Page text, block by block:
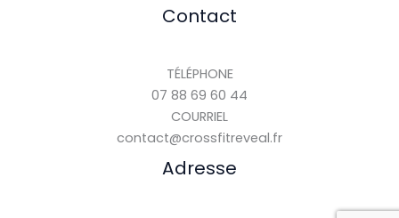
Contact
TÉLÉPHONE
07 88 69 60 44
COURRIEL
contact@crossfitreveal.fr
Adresse